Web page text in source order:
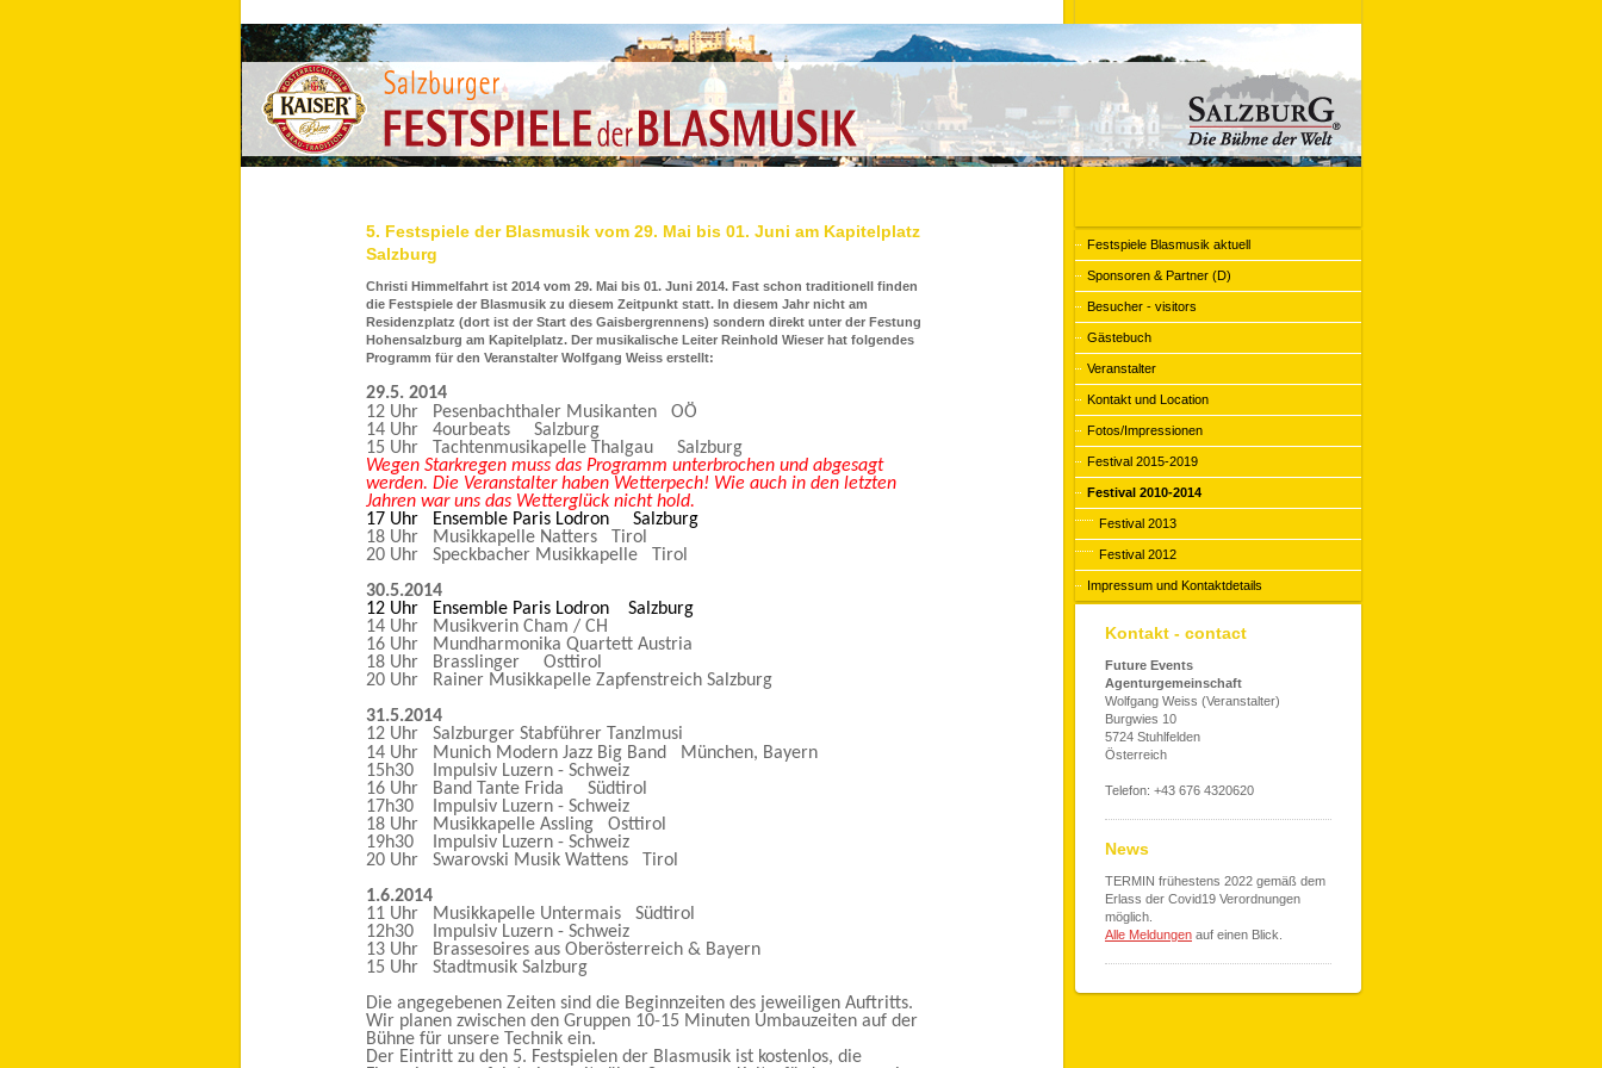
5. Festspiele der Blasmusik vom 29. Mai bis 01. Juni am Kapitelplatz
Salzburg
Christi Himmelfahrt ist 2014 vom 29. Mai bis 01. Juni 2014. Fast schon traditionell finden
die Festspiele der Blasmusik zu diesem Zeitpunkt statt. In diesem Jahr nicht am
Residenzplatz (dort ist der Start des Gaisbergrennens) sondern direkt unter der Festung
Hohensalzburg am Kapitelplatz. Der musikalische Leiter Reinhold Wieser hat folgendes
Programm für den Veranstalter Wolfgang Weiss erstellt:
29.5. 2014
12 Uhr Pesenbachthaler Musikanten OÖ
14 Uhr 4ourbeats Salzburg
15 Uhr Tachtenmusikapelle Thalgau Salzburg
Wegen Starkregen muss das Programm unterbrochen und abgesagt
werden. Die Veranstalter haben Wetterpech! Wie auch in den letzten
Jahren war uns das Wetterglück nicht hold.
17 Uhr Ensemble Paris Lodron Salzburg
18 Uhr Musikkapelle Natters Tirol
20 Uhr Speckbacher Musikkapelle Tirol
30.5.2014
12 Uhr Ensemble Paris Lodron Salzburg
14 Uhr Musikverin Cham / CH
16 Uhr Mundharmonika Quartett Austria
18 Uhr Brasslinger Osttirol
20 Uhr Rainer Musikkapelle Zapfenstreich Salzburg
31.5.2014
12 Uhr Salzburger Stabführer Tanzlmusi
14 Uhr Munich Modern Jazz Big Band München, Bayern
15h30 Impulsiv Luzern - Schweiz
16 Uhr Band Tante Frida Südtirol
17h30 Impulsiv Luzern - Schweiz
18 Uhr Musikkapelle Assling Osttirol
19h30 Impulsiv Luzern - Schweiz
20 Uhr Swarovski Musik Wattens Tirol
1.6.2014
11 Uhr Musikkapelle Untermais Südtirol
12h30 Impulsiv Luzern - Schweiz
13 Uhr Brassesoires aus Oberösterreich & Bayern
15 Uhr Stadtmusik Salzburg
Die angegebenen Zeiten sind die Beginnzeiten des jeweiligen Auftritts.
Wir planen zwischen den Gruppen 10-15 Minuten Umbauzeiten auf der
Bühne für unsere Technik ein.
Der Eintritt zu den 5. Festspielen der Blasmusik ist kostenlos, die
Festspiele Blasmusik aktuell
Sponsoren & Partner (D)
Besucher - visitors
Gästebuch
Veranstalter
Kontakt und Location
Fotos/Impressionen
Festival 2015-2019
Festival 2010-2014
Festival 2013
Festival 2012
Impressum und Kontaktdetails
Kontakt - contact
Future Events
Agenturgemeinschaft
Wolfgang Weiss (Veranstalter)
Burgwies 10
5724 Stuhlfelden
Österreich
Telefon: +43 676 4320620
News
TERMIN frühestens 2022 gemäß dem
Erlass der Covid19 Verordnungen
möglich.
Alle Meldungen auf einen Blick.